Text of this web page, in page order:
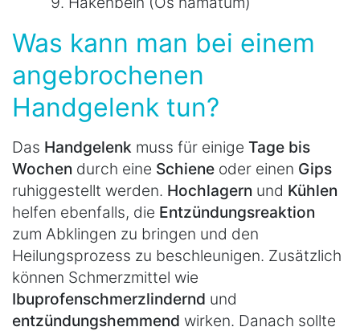
Was kann man bei einem
angebrochenen
Handgelenk tun?
Das Handgelenk muss für einige Tage bis
Wochen durch eine Schiene oder einen Gips
ruhiggestellt werden. Hochlagern und Kühlen
helfen ebenfalls, die Entzündungsreaktion
zum Abklingen zu bringen und den
Heilungsprozess zu beschleunigen. Zusätzlich
können Schmerzmittel wie
Ibuprofenschmerzlindernd und
entzündungshemmend wirken. Danach sollte